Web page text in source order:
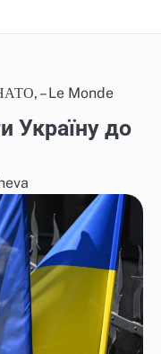
– Le Monde
Україну до